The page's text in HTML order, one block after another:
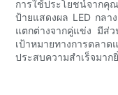
การใช้ประโยชน์จากคุ
ป้ายแสดงผล LED กลา
แตกต่างจากคู่แข่ง มีส่
เป้าหมายทางการตลา
ประสบความสำเร็จมาก